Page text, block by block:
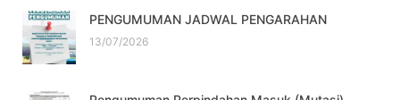
PENGUMUMAN JADWAL PENGARAHAN
13/07/2026